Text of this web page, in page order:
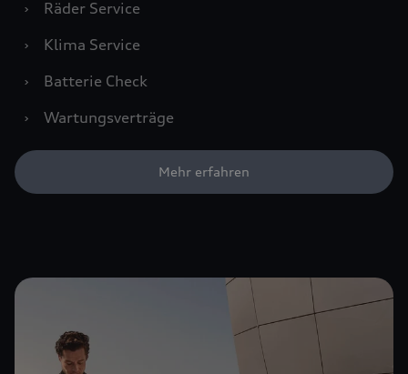
›
Räder Service
›
Klima Service
›
Batterie Check
›
Wartungsverträge
Mehr erfahren